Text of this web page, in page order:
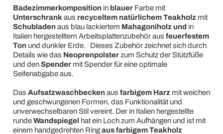
Badezimmerkomposition in blauerFarbe mit
Unterschrank aus recyceltem natürlichem Teakholzmit
Schubladen aus blau lackiertem Mahagoniholz und in
Italien hergestelltem Arbeitsplattenzubehör aus feuerfestem
Ton und dunkler Erde.
Dieses Zubehör zeichnet sich durch
Details wie das Neoprenpolsterzum Schutz der Stützfüße
und denSpendermit Spender für eine optimale
Seifenabgabe aus.
Das Aufsatzwaschbecken aus farbigem Harzmit weichen
und geschwungenen Formen, das Funktionalität und
unverwechselbaren Stil vereint. Der in Italien hergestellte
rundeWandspiegel hat ein Loch zum Aufhängen und ist mit
einem handgedrehten Ringaus farbigem Teakholz